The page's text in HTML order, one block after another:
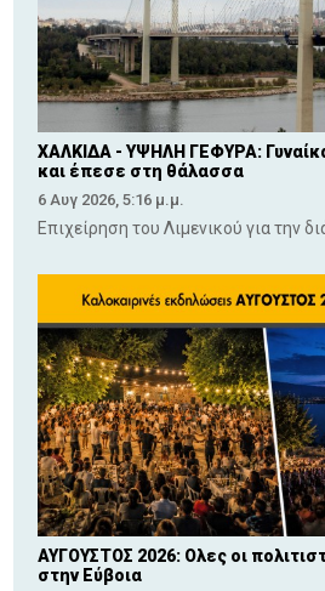
ΧΑΛΚΙΔΑ - ΥΨΗΛΗ ΓΕΦΥΡΑ:
και έπεσε στη θάλασσα
6 Αυγ 2026, 5:16 μ.μ.
Επιχείρηση του Λιμενικού για την
ΑΥΓΟΥΣΤΟΣ 2026: Ολες οι
στην Εύβοια